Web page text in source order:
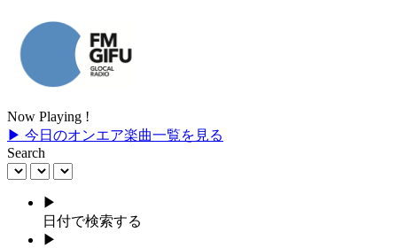
Now Playing !
▶ 今日のオンエア楽曲一覧を見る
Search
▶
日付で検索する
▶